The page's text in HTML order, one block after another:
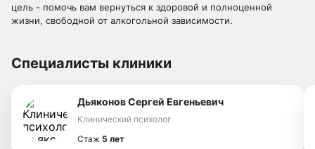
цель - помочь вам вернуться к здоровой и полноценной
жизни, свободной от алкогольной зависимости.
Специалисты клиники
Дьяконов Сергей Евгеньевич
Клинический психолог
Стаж 5 лет